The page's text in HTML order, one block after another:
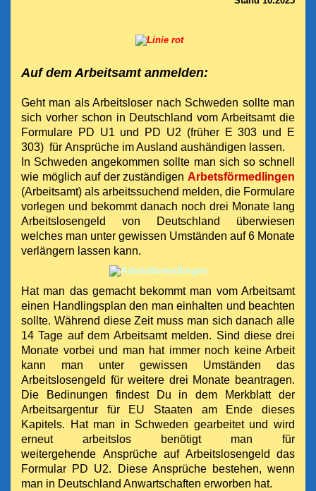
Auf dem Arbeitsamt anmelden:
Geht man als Arbeitsloser nach Schweden sollte man
sich vorher schon in Deutschland vom Arbeitsamt die
Formulare PD U1 und PD U2 (früher E 303 und E
303) für Ansprüche im Ausland aushändigen lassen.
In Schweden angekommen sollte man sich so schnell
wie möglich auf der zuständigen Arbetsförmedlingen
(Arbeitsamt) als arbeitssuchend melden, die Formulare
vorlegen und bekommt danach noch drei Monate lang
Arbeitslosengeld von Deutschland überwiesen
welches man unter gewissen Umständen auf 6 Monate
verlängern lassen kann.
Hat man das gemacht bekommt man vom Arbeitsamt
einen Handlingsplan den man einhalten und beachten
sollte. Während diese Zeit muss man sich danach alle
14 Tage auf dem Arbeitsamt melden. Sind diese drei
Monate vorbei und man hat immer noch keine Arbeit
kann man unter
gewissen Umständen
das
Arbeitslosengeld für weitere drei Monate beantragen.
Die Bedinungen findest Du in dem Merkblatt der
Arbeitsargentur für EU Staaten am Ende dieses
Kapitels. Hat man in Schweden gearbeitet und wird
erneut arbeitslos benötigt man für
weitergehende Ansprüche auf Arbeitslosengeld das
Formular PD U2. Diese Ansprüche bestehen, wenn
man in Deutschland Anwartschaften erworben hat.